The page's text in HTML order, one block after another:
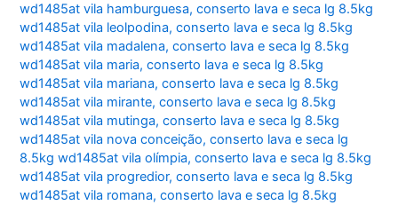
wd1485at vila hamburguesa,conserto lava e seca lg 8.5kg
wd1485at vila leolpodina,conserto lava e seca lg 8.5kg
wd1485at vila madalena,conserto lava e seca lg 8.5kg
wd1485at vila maria,conserto lava e seca lg 8.5kg
wd1485at vila mariana,conserto lava e seca lg 8.5kg
wd1485at vila mirante,conserto lava e seca lg 8.5kg
wd1485at vila mutinga,conserto lava e seca lg 8.5kg
wd1485at vila nova conceição,conserto lava e seca lg
8.5kg wd1485at vila olímpia,conserto lava e seca lg 8.5kg
wd1485at vila progredior,conserto lava e seca lg 8.5kg
wd1485at vila romana,conserto lava e seca lg 8.5kg